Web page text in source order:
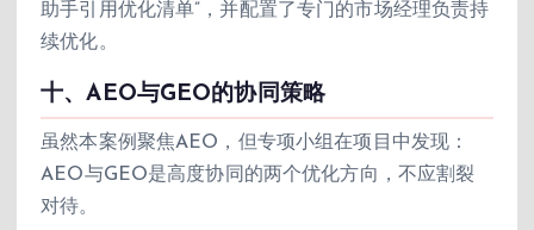
助手引用优化清单”，并配置了专门的市场经理负责持
续优化。
十、AEO与GEO的协同策略
虽然本案例聚焦AEO，但专项小组在项目中发现：
AEO与GEO是高度协同的两个优化方向，不应割裂
对待。